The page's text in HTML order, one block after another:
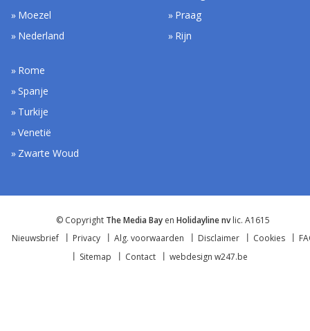
Moezel
Nederland
Praag
Rijn
Rome
Spanje
Turkije
Venetië
Zwarte Woud
© Copyright The Media Bay en Holidayline nvlic. A1615
Nieuwsbrief
Privacy Alg. voorwaarden Disclaimer Cookies
Sitemap
Contact webdesign w247.be